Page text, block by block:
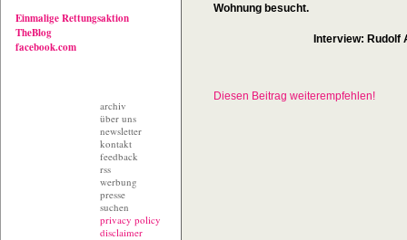
Einmalige Rettungsaktion
TheBlog
facebook.com
archiv
über uns
newsletter
kontakt
feedback
rss
werbung
presse
suchen
privacy policy
disclaimer
Wohnung besucht.
Interview: Rudolf
Diesen Beitrag weiterempfehlen!